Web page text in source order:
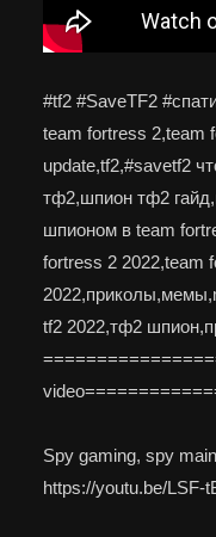
#tf2 #SaveTF2
team fortress 2,team
update,tf2,#savetf2
тф2,шпион тф2
шпионом в team
fortress 2 2022,team
tf2 2022,тф2
Spy gaming, spy
https://youtu.be/LSF-